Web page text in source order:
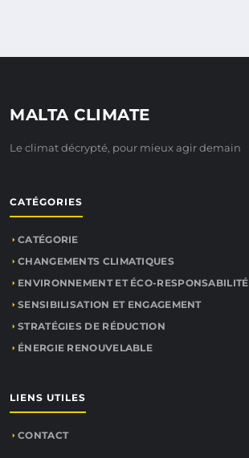
MALTA CLIMATE
Le climat décrypté, pour mieux agir demain
CATÉGORIES
CATÉGORIE
CHANGEMENTS CLIMATIQUES
ENVIRONNEMENT ET ÉCO-RESPONSABILITÉ
SENSIBILISATION ET ENGAGEMENT
STRATÉGIES DE RÉDUCTION
ÉNERGIE RENOUVELABLE
LIENS UTILES
CONTACT